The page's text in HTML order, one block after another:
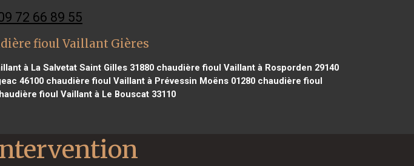
72 66 89 55
fioul Vaillant Gières
à La Salvetat Saint Gilles 31880 chaudière fioul Vaillant à Rosporden 29140
46100 chaudière fioul Vaillant à Prévessin Moëns 01280 chaudière fioul
fioul Vaillant à Le Bouscat 33110